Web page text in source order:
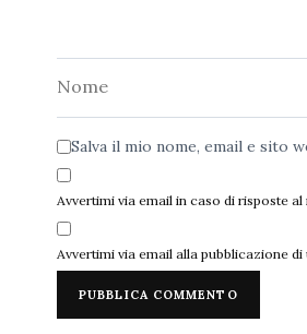
Salva il mio nome, email e sito
Avvertimi via email in caso di risposte
Avvertimi via email alla pubblicazione